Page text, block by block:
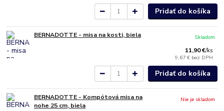
Pridať do košíka
BERNADOTTE - misa na kosti, biela
11,90 €/ks
9,67 € bez DPH
Skladom
Pridať do košíka
BERNADOTTE - Kompótová misa na
nohe 25 cm, biela
Nie je skladom